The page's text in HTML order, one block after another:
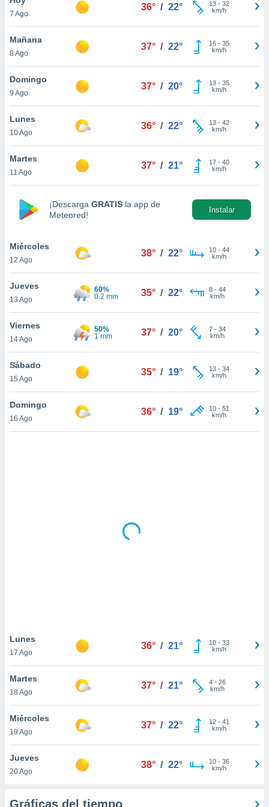
en
más
nuestra
de
aceptar
de
sitio
En
sean
el sitio
ni para
o
similares
como
sitio
de
traten tus
en
interés
su
7 Ago
36° / 22° 13- 32
km/h
Mañana
8 Ago
37° / 22° 16- 35
km/h
Domingo
9 Ago
37° / 20° 13- 35
km/h
Lunes
10 Ago
36° / 22° 13- 42
km/h
Martes
11 Ago
37° / 21° 17- 40
km/h
¡Descarga GRATIS la app de
Meteored!
Instalar
Miércoles
12 Ago
38° / 22° 10- 44
km/h
Jueves
13 Ago
60%
0.2 mm
35° / 22° 8- 44
km/h
Viernes
14 Ago
50%
1 mm
37° / 20° 7- 34
km/h
Sábado
15 Ago
35° / 19° 13- 34
km/h
Domingo
16 Ago
36° / 19° 10- 51
km/h
Lunes
17 Ago
36° / 21° 10- 33
km/h
Martes
18 Ago
37° / 21° 4- 26
km/h
Miércoles
19 Ago
37° / 22° 12- 41
km/h
Jueves
20 Ago
38° / 22° 10- 36
km/h
Gráficas del tiempo